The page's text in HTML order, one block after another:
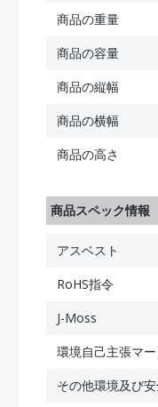
商品の重量
商品の容量
商品の縦幅
商品の横幅
商品の高さ
商品スペック情報
アスベスト
RoHS指令
J-Moss
環境自己主張マー
その他環境及び